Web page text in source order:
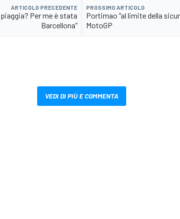
ARTICOLO PRECEDENTE
Per me è stata
Barcellona"
PROSSIMO ARTICOLO
Portimao "al limite della
MotoGP
VEDI DI PIÙ E COMMENTA